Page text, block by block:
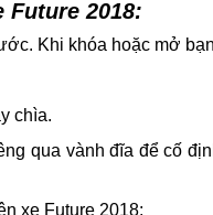
Future 2018:
Khi khóa hoặc mở
chìa.
qua vành đĩa để cố
xe Future 2018: